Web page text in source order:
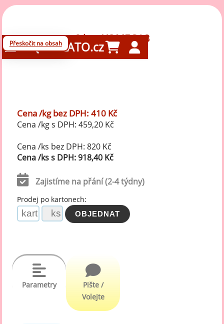
Přeskočit na obsahGELATO.cz
2 kg - YOMEGA3
Cena /kg bez DPH: 410 Kč
Cena /kg s DPH: 459,20 Kč
Cena /ks bez DPH: 820 Kč
Cena /ks s DPH: 918,40 Kč
Zajistíme na přání (2-4 týdny)
Prodej po kartonech:
Parametry
Pište /
Volejte